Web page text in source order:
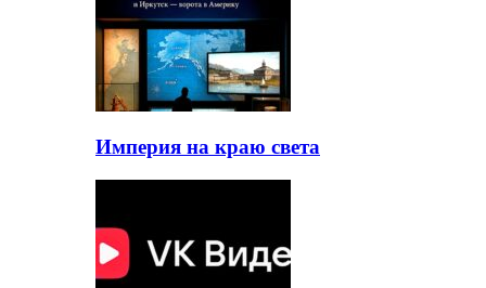
Империя на краю света